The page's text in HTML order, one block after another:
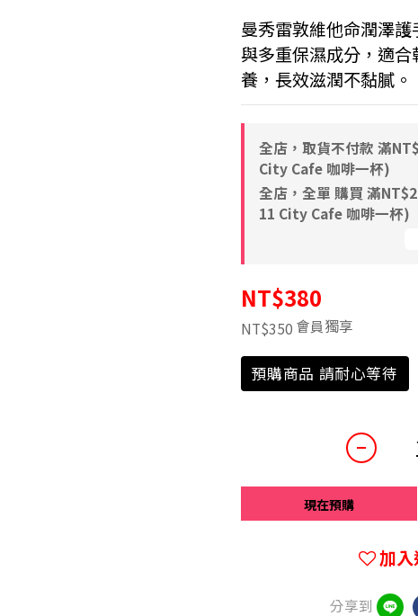
曼秀雷敦維他命潤澤
與多重保濕成分，適
養，長效滋潤不黏膩。
全店，取貨不付款 滿
City Cafe 咖啡一杯)
全店，全單 購買 滿
11 City Cafe 咖啡一杯)
NT$380
NT$350 會員獨享
預購商品 請耐心等待
現在預購
加
分享到